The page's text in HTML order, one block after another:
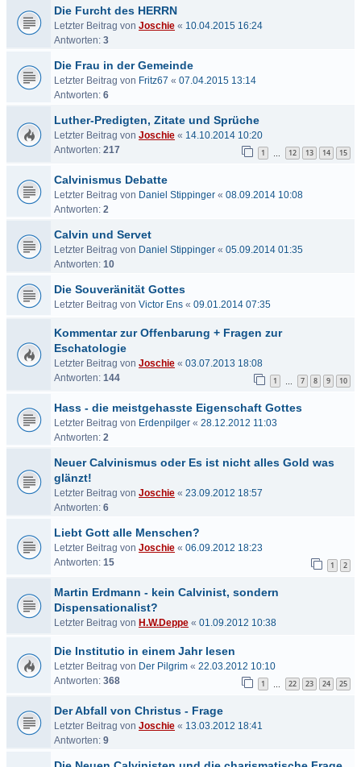
Die Furcht des HERRN
Letzter Beitrag von Joschie « 10.04.2015 16:24
Antworten: 3
Die Frau in der Gemeinde
Letzter Beitrag von Fritz67 « 07.04.2015 13:14
Antworten: 6
Luther-Predigten, Zitate und Sprüche
Letzter Beitrag von Joschie « 14.10.2014 10:20
Antworten: 217 1 12 13 14 15
Calvinismus Debatte
Letzter Beitrag von Daniel Stippinger « 08.09.2014 10:08
Antworten: 2
Calvin und Servet
Letzter Beitrag von Daniel Stippinger « 05.09.2014 01:35
Antworten: 10
Die Souveränität Gottes
Letzter Beitrag von Victor Ens « 09.01.2014 07:35
Kommentar zur Offenbarung + Fragen zur
Eschatologie
Letzter Beitrag von Joschie « 03.07.2013 18:08
Antworten: 144 1 7 8 9 10
Hass - die meistgehasste Eigenschaft Gottes
Letzter Beitrag von Erdenpilger « 28.12.2012 11:03
Antworten: 2
Neuer Calvinismus oder Es ist nicht alles Gold was
glänzt!
Letzter Beitrag von Joschie « 23.09.2012 18:57
Antworten: 6
Liebt Gott alle Menschen?
Letzter Beitrag von Joschie « 06.09.2012 18:23
Antworten: 15 1 2
Martin Erdmann - kein Calvinist, sondern
Dispensationalist?
Letzter Beitrag von H.W.Deppe « 01.09.2012 10:38
Die Institutio in einem Jahr lesen
Letzter Beitrag von Der Pilgrim « 22.03.2012 10:10
Antworten: 368 1 22 23 24 25
Der Abfall von Christus - Frage
Letzter Beitrag von Joschie « 13.03.2012 18:41
Antworten: 9